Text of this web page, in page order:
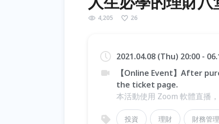
4,205 26
2021.04.08 (Thu) 20:00 -
【Online Event】After
the ticket page.
本活動使用 Zoom 軟體直播
投資 理財 財務管理